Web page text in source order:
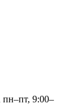
пн–пт, 9:00–